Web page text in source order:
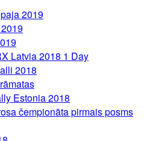
2019
Latvia 2018 1 Day
2018
Estonia 2018
čempionāta pirmais posms